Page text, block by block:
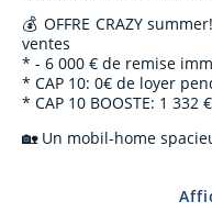
💰 OFFRE CRAZY
ventes
* - 6 000 € de remise
* CAP 10: 0€ de loyer
* CAP 10 BOOSTE: 1
🏡 Un mobil-home